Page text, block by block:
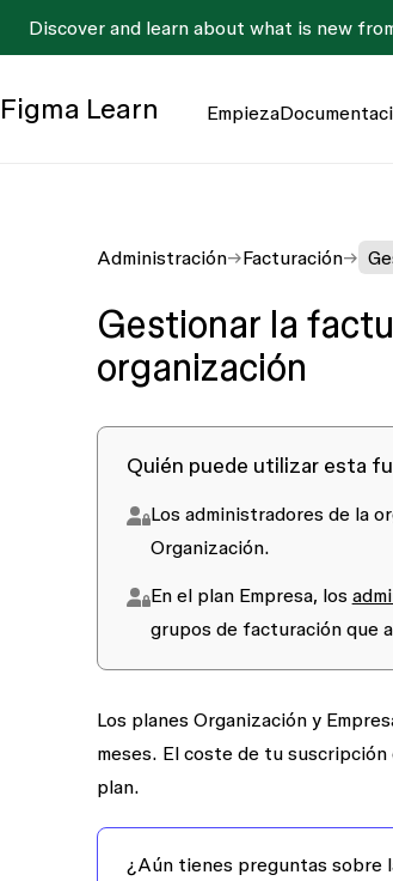
Discover and learn about what is new
Figma Learn Empieza
Administración Facturación
Gestionar la
organización
Quién puede utilizar esta
Los administradores de la
Organización.
En el plan Empresa, los
grupos de facturación que
Los planes Organización y
meses. El coste de tu
plan.
¿Aún tienes preguntas sobre